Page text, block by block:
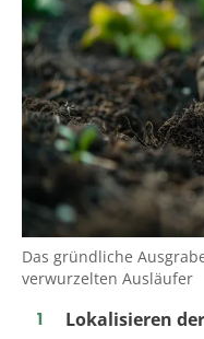
Das gründliche
verwurzelten Ausläufer
Lokalisieren